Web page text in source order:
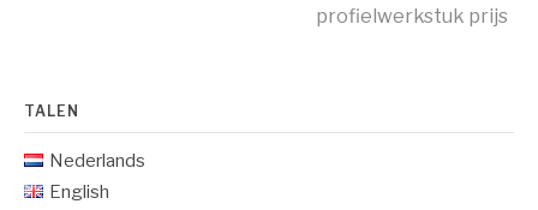
profielwerkstuk prijs
TALEN
Nederlands
English